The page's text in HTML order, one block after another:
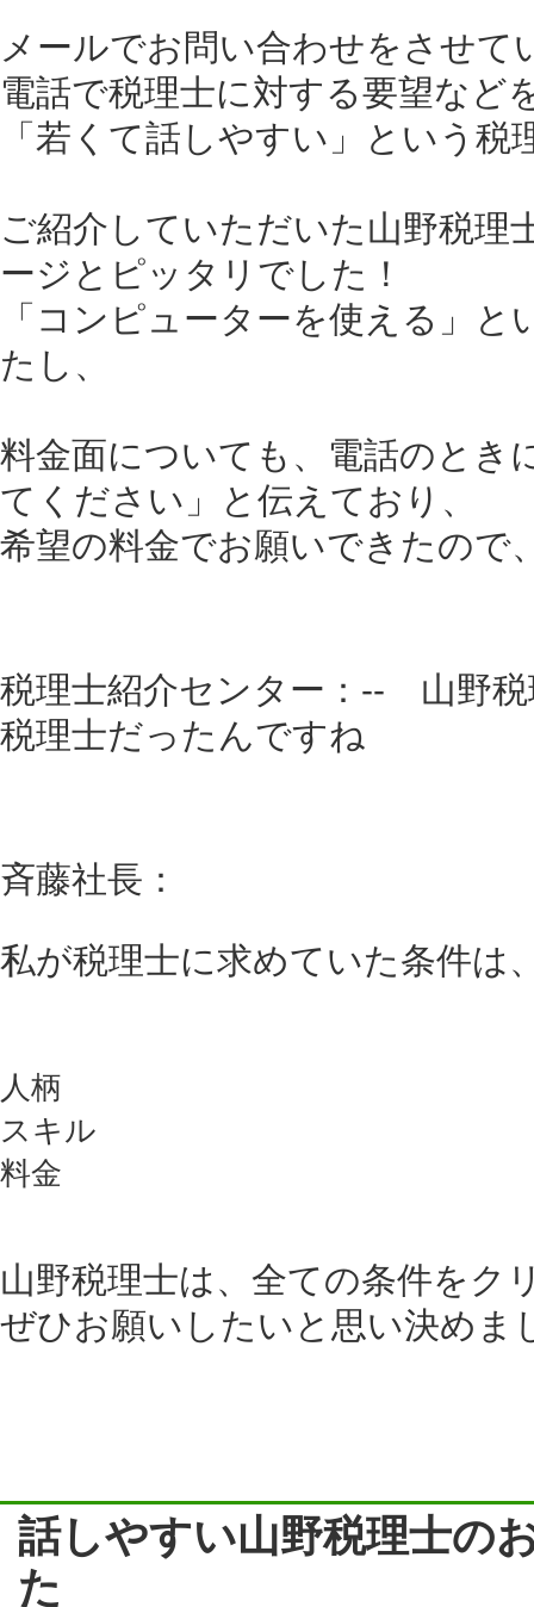
メールでお問い合わせをさせて
電話で税理士に対する要望など
「若くて話しやすい」という
ご紹介していただいた山野税理
ージとピッタリでした！
「コンピューターを使える」
たし、
料金面についても、電話のとき
てください」と伝えており、
希望の料金でお願いできたので
税理士紹介センター：-- 山野
税理士だったんですね
斉藤社長：
私が税理士に求めていた条件は
人柄
スキル
料金
山野税理士は、全ての条件をク
ぜひお願いしたいと思い決めま
話しやすい山野税理士の
た